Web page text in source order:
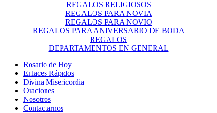
REGALOS RELIGIOSOS
REGALOS PARA NOVIA
REGALOS PARA NOVIO
REGALOS PARA ANIVERSARIO DE BODA
REGALOS
DEPARTAMENTOS EN GENERAL
Rosario de Hoy
Enlaces Rápidos
Divina Misericordia
Oraciones
Nosotros
Contactarnos